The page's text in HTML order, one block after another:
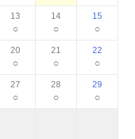
13
○
14
○
15
○
20
○
21
○
22
○
27
○
28
○
29
○